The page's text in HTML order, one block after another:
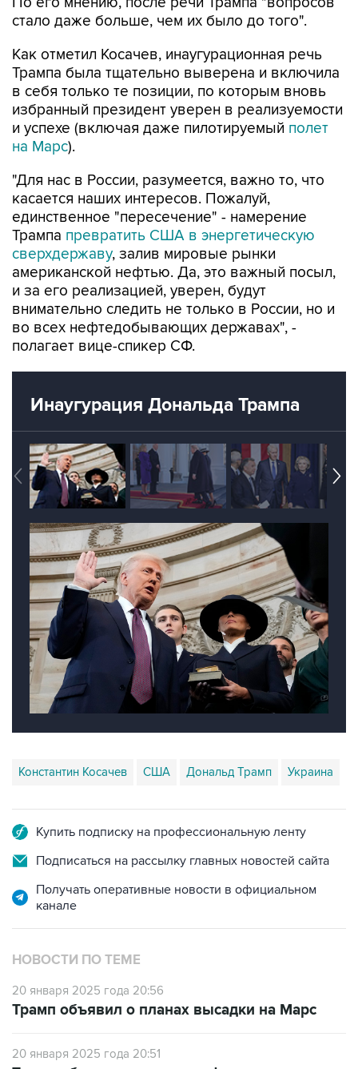
Как отметил Косачев, инаугурационная речь
в себя только те позиции, по которым вновь
избранный президент уверен в реализуемости
и успехе (включая даже пилотируемыйполет
на Марс).
"Для нас в России, разумеется, важно то, что
единственное "пересечение" - намерение
Трампапревратить США в энергетическую
сверхдержаву , залив мировые рынки
американской нефтью. Да, это важный посыл,
и за его реализацией, уверен, будут
внимательно следить не только в России, но и
во всех нефтедобывающих державах", -
полагает вице-спикер СФ.
Инаугурация Дональда Трампа
Подписаться на рассылку главных новостей сайта
Получать оперативные новости в официальном
НОВОСТИ ПО ТЕМЕ
20 января 2025 года 20:56
20 января 2025 года 20:51